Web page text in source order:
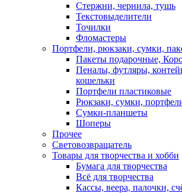
Стержни, чернила, тушь
Текстовыделители
Точилки
Фломастеры
Портфели, рюкзаки, сумки,
Пакеты подарочные,
Пеналы, футляры,
кошельки
Портфели пластиковые
Рюкзаки, сумки,
Сумки-планшеты
Шоперы
Прочее
Световозвращатель
Товары для творчества и хобби
Бумага для творчества
Всё для творчества
Кассы, веера, палочки,